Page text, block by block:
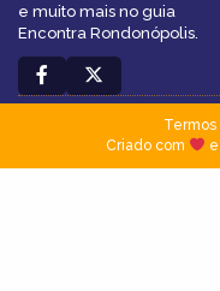
e muito mais no guia
Encontra Rondonópolis.
Termos|
Criado com
e